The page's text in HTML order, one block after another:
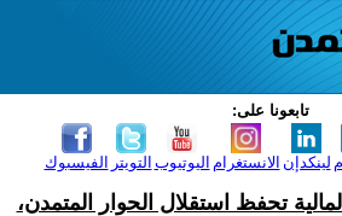
تابعونا على:
الفيسبوك التويتر اليوتيوب الانستغرام لينكدإن
تحفظ استقلال الحوار المتمدن،